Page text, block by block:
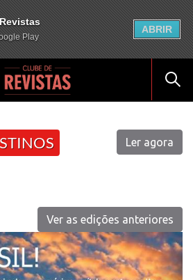
Ler agora
Ver as edições anteriores
Play
ABRIR